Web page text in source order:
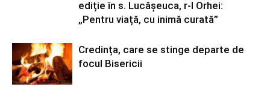
ediție în s. Lucășeuca, r-l Orhei:
„Pentru viață, cu inimă curată”
Credința, care se stinge departe de
focul Bisericii